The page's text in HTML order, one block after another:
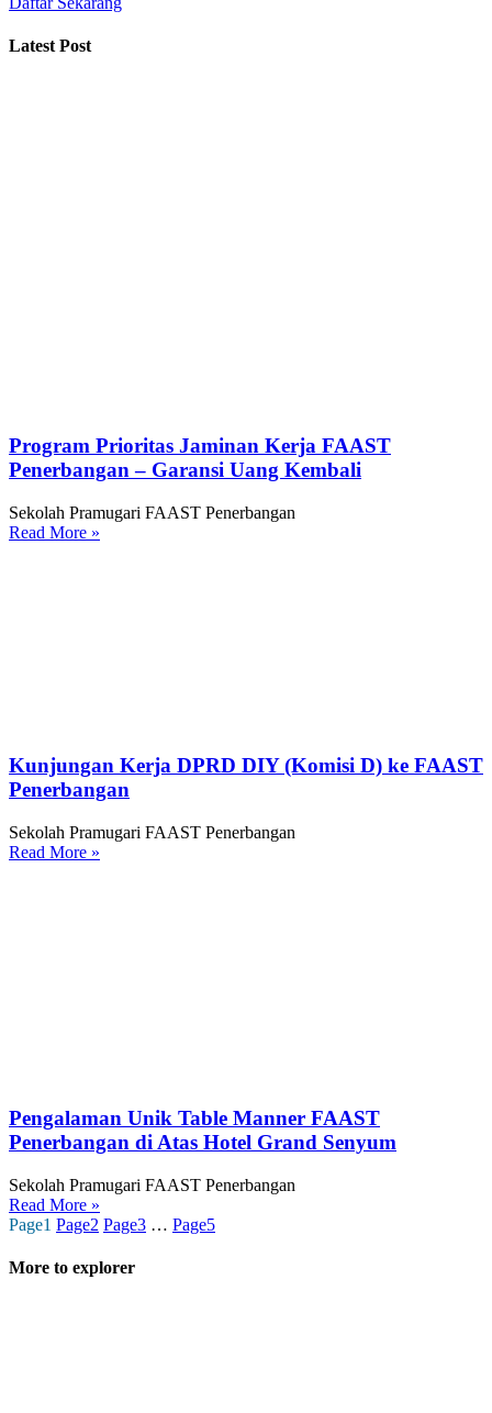
Latest Post
Program Prioritas Jaminan Kerja FAAST
Penerbangan – Garansi Uang Kembali
Sekolah Pramugari FAAST Penerbangan
Read More »
Kunjungan Kerja DPRD DIY (Komisi D) ke FAAST
Penerbangan
Sekolah Pramugari FAAST Penerbangan
Read More »
Pengalaman Unik Table Manner FAAST
Penerbangan di Atas Hotel Grand Senyum
Sekolah Pramugari FAAST Penerbangan
Read More »
Page1 Page2 Page3 … Page5
More to explorer